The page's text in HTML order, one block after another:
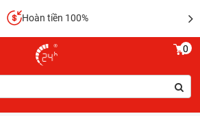
Hoàn tiền 100%
0